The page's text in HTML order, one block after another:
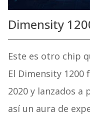
Dimensity
Este es otro chip
El Dimensity 1200
2020 y lanzados a
así un aura de